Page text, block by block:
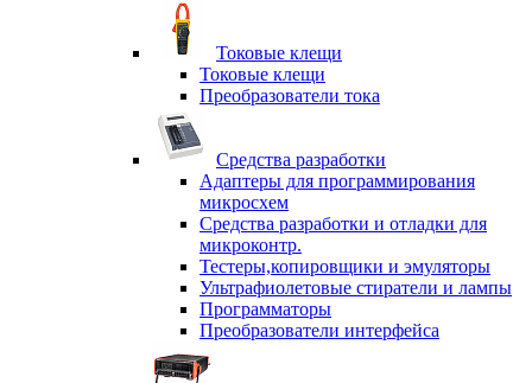
Токовые клещи
Токовые клещи
Преобразователи тока
Средства разработки
Адаптеры для программирования
микросхем
Средства разработки и отладки для
микроконтр.
Тестеры,копировщики и эмуляторы
Ультрафиолетовые стиратели и лампы
Программаторы
Преобразователи интерфейса